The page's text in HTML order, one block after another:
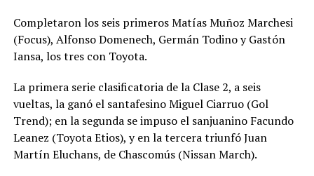
Completaron los seis primeros Matías Muñoz Marchesi
(Focus), Alfonso Domenech, Germán Todino y Gastón
Iansa, los tres con Toyota.
La primera serie clasificatoria de la Clase 2, a seis
vueltas, la ganó el santafesino Miguel Ciarruo (Gol
Trend); en la segunda se impuso el sanjuanino Facundo
Leanez (Toyota Etios), y en la tercera triunfó Juan
Martín Eluchans, de Chascomús (Nissan March).